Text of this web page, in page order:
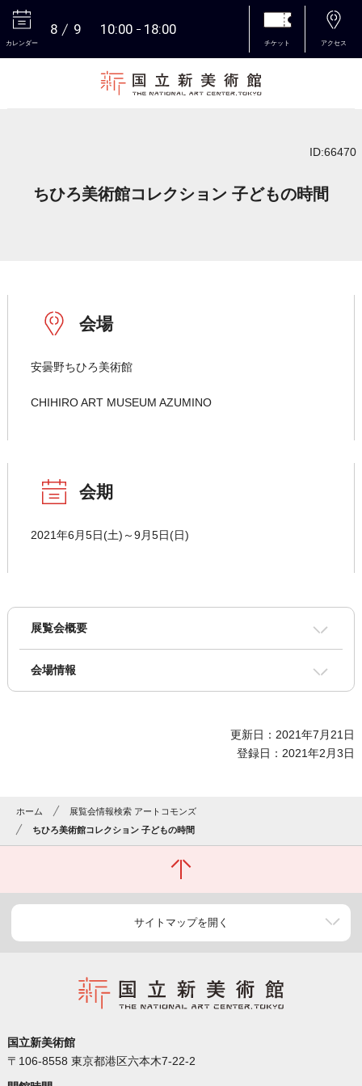
カレンダー
8 9 10:00 18:00
チケット アクセス
ID:66470
ちひろ美術館コレクション 子どもの時間
会場
安曇野ちひろ美術館
CHIHIRO ART MUSEUM AZUMINO
会期
2021年6月5日(土)～9月5日(日)
展覧会概要
会場情報
更新日：2021年7月21日
登録日：2021年2月3日
ホーム
展覧会情報検索 アートコモンズ
ちひろ美術館コレクション 子どもの時間
サイトマップを開く
国立新美術館
〒106-8558 東京都港区六本木7-22-2